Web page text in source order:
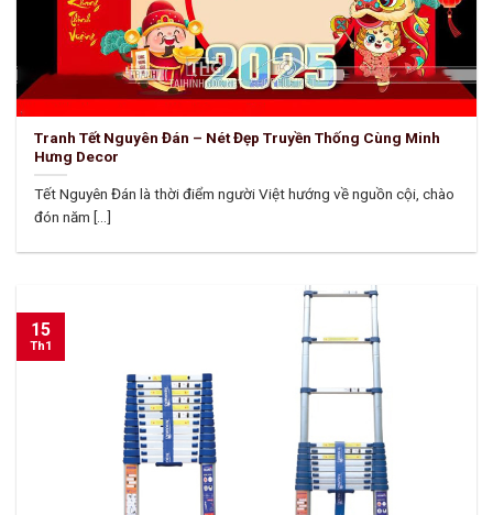
Tranh Tết Nguyên Đán – Nét Đẹp Truyền Thống Cùng Minh
Hưng Decor
Tết Nguyên Đán là thời điểm người Việt hướng về nguồn cội, chào
đón năm [...]
15
Th1